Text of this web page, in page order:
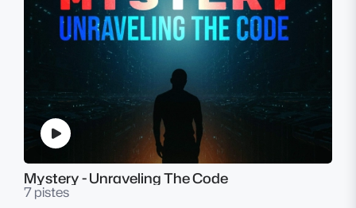
Mystery - Unraveling The Code
7 pistes